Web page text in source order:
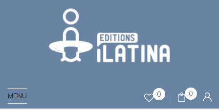
MENU 0 0